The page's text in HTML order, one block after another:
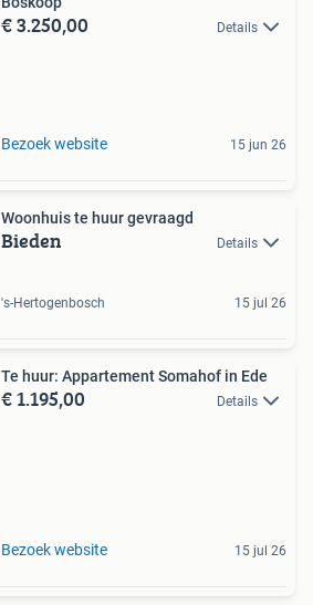
€ 3.250,00 Details
Bezoek website 15 jun 26
Woonhuis te huur gevraagd
Bieden Details
's-Hertogenbosch 15 jul 26
Te huur: Appartement Somahof in Ede
€ 1.195,00 Details
Bezoek website 15 jul 26